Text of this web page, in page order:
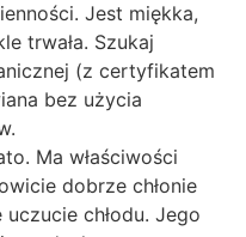
Jest miękka,
trwała. Szukaj
(z certyfikatem
bez użycia
Ma właściwości
dobrze chłonie
chłodu. Jego